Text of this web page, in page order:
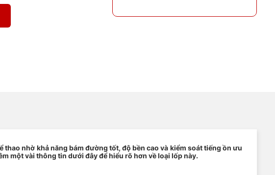
nhờ khả năng bám đường tốt, độ bền cao và kiểm soát tiếng ồn ưu
một vài thông tin dưới đây để hiểu rõ hơn về loại lốp này.